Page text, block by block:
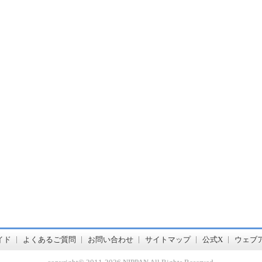
ド よくあるご質問 お問い合わせ サイトマップ 公式X ウェブ